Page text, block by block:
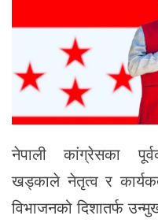
नेपाली कांग्रेसका
खड्काले नेतृत्व र
विभाजनको दिशातर्फ